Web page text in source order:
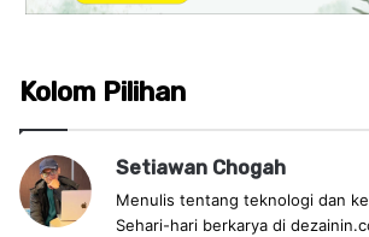
Kolom Pilihan
Setiawan Chogah
Menulis tentang teknologi dan
Sehari-hari berkarya di